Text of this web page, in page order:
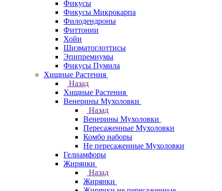
Фикусы
Фикусы Микрокарпа
Филодендроны
Фиттонии
Хойи
Шизматоглоттисы
Эпипремнумы
Фикусы Пумила
Хищные Растения
Назад
Хищные Растения
Венерины Мухоловки
Назад
Венерины Мухоловки
Пересаженные Мухоловки
Комбо наборы
Не пересаженные Мухоловки
Гелиамфоры
Жирянки
Назад
Жирянки